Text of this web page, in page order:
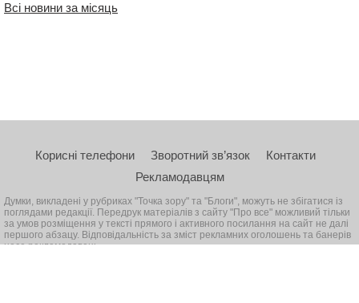
Всі новини за місяць
Корисні телефони Зворотний зв’язок
Контакти
Рекламодавцям
Думки, викладені у рубриках "Точка зору" та "Блоги", можуть не збігатися із
поглядами редакції. Передрук матеріалів з сайту "Про все" можливий тільки
за умов розміщення у тексті прямого і активного посилання на сайт не далі
першого абзацу. Відповідальність за зміст рекламних оголошень та банерів
несе рекламодавець